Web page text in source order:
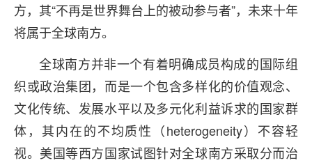
方，其“不再是世界舞台上的被动参与者”，未来十年
将属于全球南方。
全球南方并非一个有着明确成员构成的国际组
织或政治集团，而是一个包含多样化的价值观念、
文化传统、发展水平以及多元化利益诉求的国家群
体，其内在的不均质性（heterogeneity）不容轻
视。美国等西方国家试图针对全球南方采取分而治